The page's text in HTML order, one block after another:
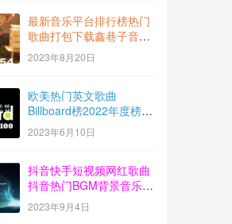
最新音乐平台排行榜热门
歌曲打包下载鑫巷子音乐
酷流行风向标【第54期】
2023年8月20日
欧美热门英文歌曲
Billboard榜2022年度榜单
音乐100首MP3打包下载
2023年6月10日
抖音快手短视频网红歌曲
抖音热门BGM背景音乐歌
曲排行榜打包下载
【2023-08】
2023年9月4日